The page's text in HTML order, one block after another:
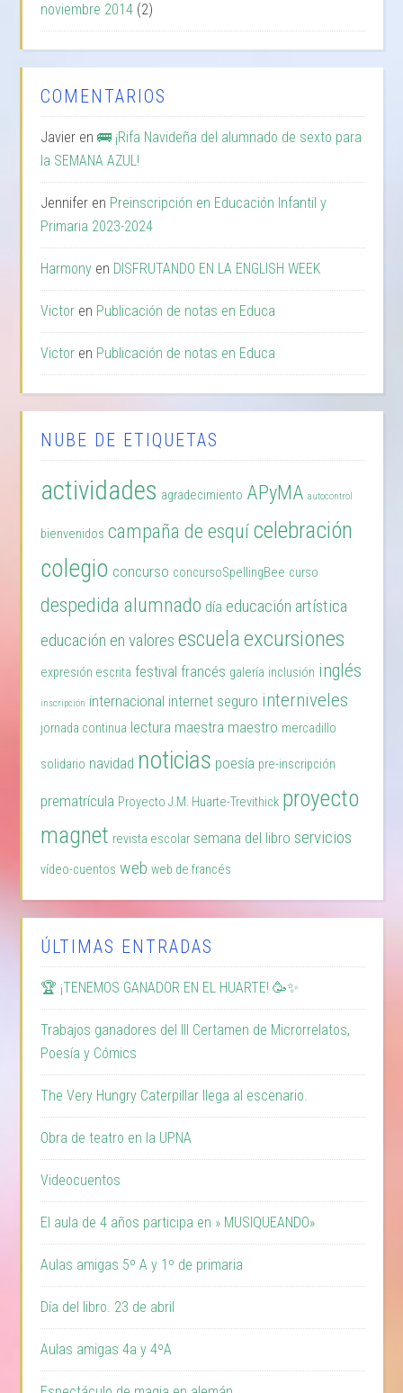
noviembre 2014 (2)
COMENTARIOS
Javier en🚌 ¡Rifa Navideña del alumnado de sexto para
la SEMANA AZUL!
Jennifer en Preinscripción en Educación Infantil y
Primaria 2023-2024
Harmony en DISFRUTANDO EN LA ENGLISH WEEK
Victor en Publicación de notas en Educa
Victor en Publicación de notas en Educa
NUBE DE ETIQUETAS
actividades agradecimiento APyMA autocontrol
bienvenidos campaña de esquícelebración
colegio concurso concursoSpellingBee curso
despedida alumnado día educación artística
educación en valores escuelaexcursiones
expresión escrita festival francés galería inclusión inglés
inscripción internacional internet seguro interniveles
jornada continua lectura maestra maestro mercadillo
solidario navidad noticias poesía pre-inscripción
prematrícula Proyecto J.M. Huarte-Trevithick proyecto
magnet revista escolar semana del libro servicios
vídeo-cuentos web web de francés
ÚLTIMAS ENTRADAS
🏆 ¡TENEMOS GANADOR EN EL HUARTE! 🥳✨
Trabajos ganadores del III Certamen de Microrrelatos,
Poesía y Cómics
The Very Hungry Caterpillar llega al escenario.
Obra de teatro en la UPNA
Videocuentos
El aula de 4 años participa en » MUSIQUEANDO»
Aulas amigas 5º A y 1º de primaria
Día del libro. 23 de abril
Aulas amigas 4a y 4ºA